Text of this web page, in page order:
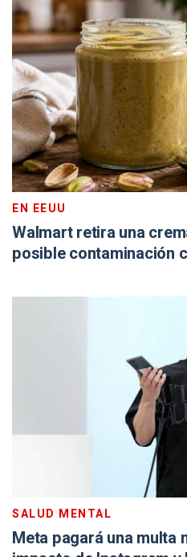
EN EEUU
Walmart retira una
posible contaminación
SALUD MENTAL
Meta pagará una multa